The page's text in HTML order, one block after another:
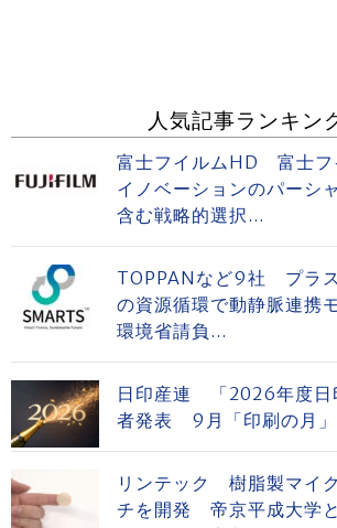
人気記事ランキン
富士フイルムHD 富士フ
イノベーションのパーシ
含む戦略的選択...
TOPPANなど9社 プラ
の資源循環で動静脈連携
環境省請負...
日印産連 「2026年度日
者発表 9月「印刷の月」
リンテック 樹脂製マイ
チを開発 帝京平成大学